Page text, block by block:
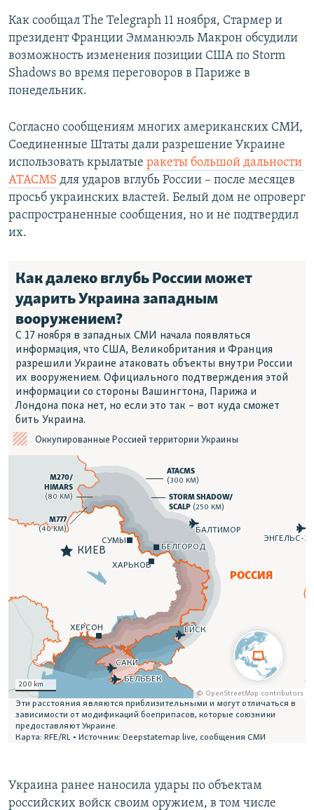
Как сообщал The Telegraph 11 ноября, Стармер и
президент Франции Эмманюэль Макрон обсудили
возможность изменения позиции США по Storm
Shadows во время переговоров в Париже в
понедельник.
Согласно сообщениям многих американских СМИ,
Соединенные Штаты дали разрешение Украине
использовать крылатые ракеты большой дальности
ATACMS для ударов вглубь России – после месяцев
просьб украинских властей. Белый дом не опроверг
распространенные сообщения, но и не подтвердил
их.
Украина ранее наносила удары по объектам
российских войск своим оружием, в том числе